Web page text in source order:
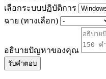
เลือกระบบปฏิบัติการ
ฉาย (ทางเลือก)
อธิบายปัญหาของคุณ
รับคำตอบ